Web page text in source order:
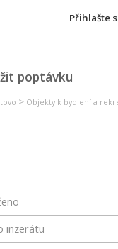
Přihlašte
poptávku
> Objekty k bydlení a
inzerátu